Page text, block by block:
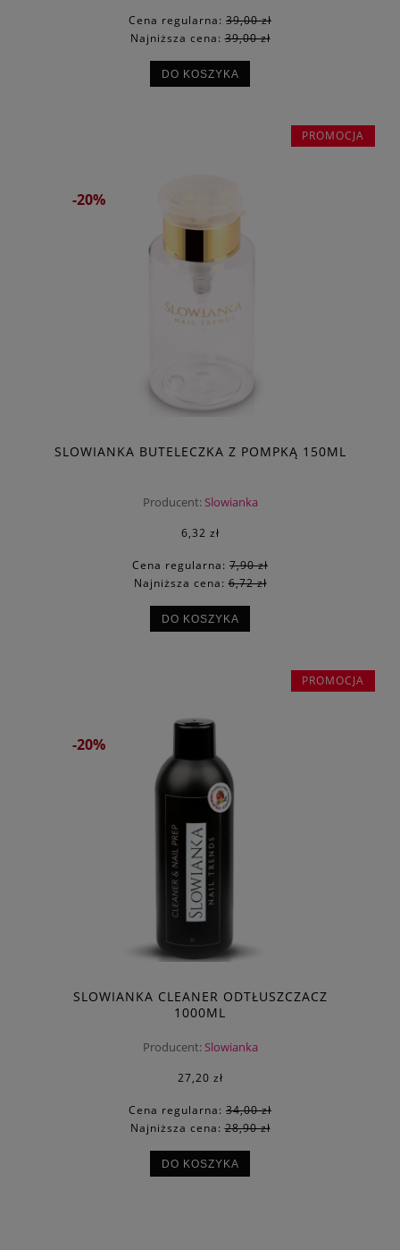
Cena regularna: 39,00 zł
Najniższa cena:39,00 zł
DO KOSZYKA
-20%
SLOWIANKA BUTELECZKA Z POMPKĄ 150ML
Producent: Slowianka
6,32 zł
Cena regularna: 7,90 zł
Najniższa cena:6,72 zł
DO KOSZYKA
PROMOCJA
-20%
SLOWIANKA CLEANER ODTŁUSZCZACZ
1000ML
Producent: Slowianka
27,20 zł
Cena regularna: 34,00 zł
Najniższa cena:28,90 zł
DO KOSZYKA
PROMOCJA